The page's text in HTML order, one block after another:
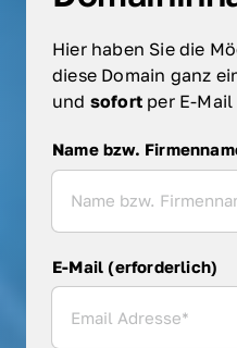
Hier haben Sie die
diese Domain ganz
und sofort per E-
Name bzw. Firmenname
Name bzw.
E-Mail (erforderlich)